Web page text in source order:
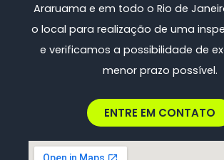
Araruama e em todo o Rio de
o local para realização de uma
e verificamos a possibilidade de
menor prazo possível.
ENTRE EM CONTATO